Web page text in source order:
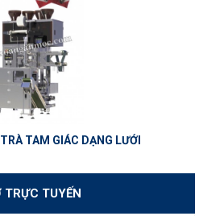
TAM GIÁC DẠNG LƯỚI
TRỰC TUYẾN